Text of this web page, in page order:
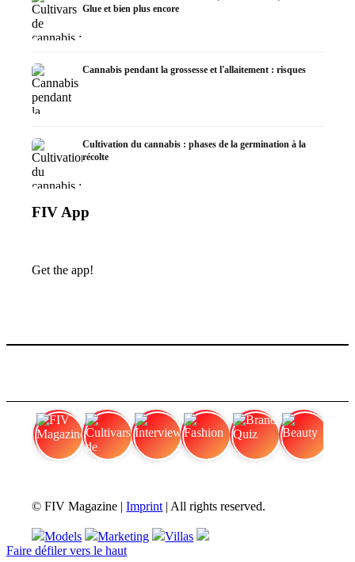
Glue et bien plus encore
Cannabis pendant la grossesse et l'allaitement : risques
Cultivation du cannabis : phases de la germination à la
récolte
FIV App
Get the app!
© FIV Magazine |Imprint | All rights reserved.
Models Marketing
Villas
Faire défiler vers le haut